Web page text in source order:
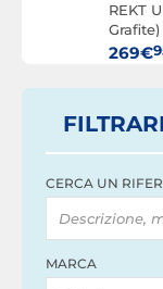
REKT
Grafite)
269€
CERCA UN
MARCA